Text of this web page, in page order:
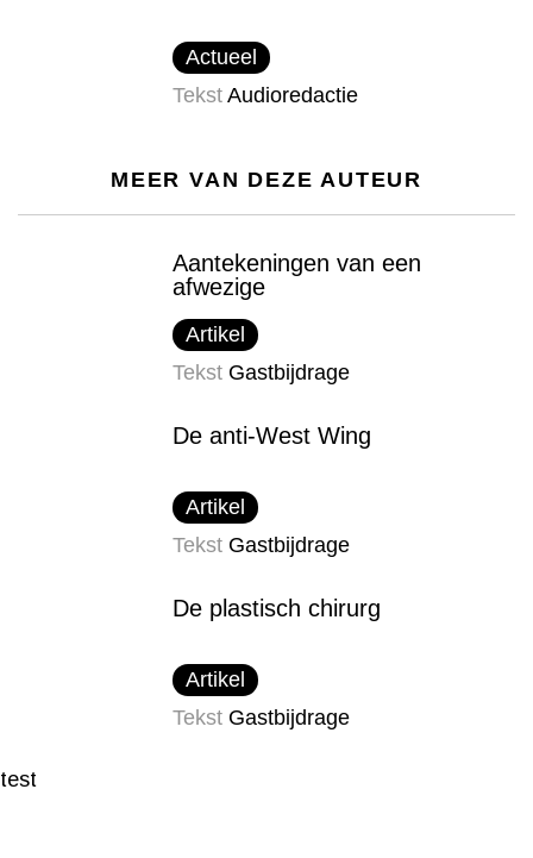
Actueel
Tekst Audioredactie
MEER VAN DEZE AUTEUR
Aantekeningen van een
afwezige
Artikel
Tekst Gastbijdrage
De anti-West Wing
Artikel
Tekst Gastbijdrage
De plastisch chirurg
Artikel
Tekst Gastbijdrage
test